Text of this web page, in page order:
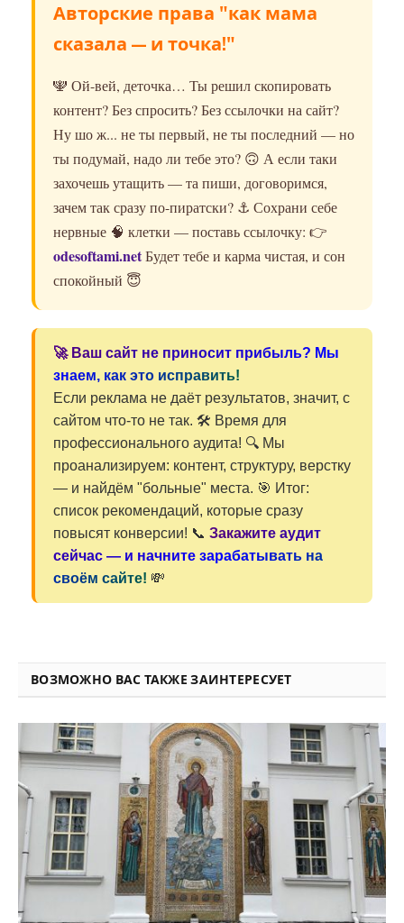
Авторские права "как мама
сказала — и точка!"
🕎 Ой-вей, деточка… Ты решил скопировать
контент? Без спросить? Без ссылочки на сайт?
Ну шо ж... не ты первый, не ты последний — но
ты подумай, надо ли тебе это? 🙃 А если таки
захочешь утащить — та пиши, договоримся,
зачем так сразу по-пиратски? ⚓️ Сохрани себе
нервные 🧠 клетки — поставь ссылочку: 👉
odesoftami.netБудет тебе и карма чистая, и сон
спокойный 😇
🚀 Ваш сайт не приносит прибыль? Мы
знаем, как это исправить!
Если реклама не даёт результатов, значит, с
сайтом что-то не так. 🛠️ Время для
профессионального аудита! 🔍 Мы
проанализируем: контент, структуру, верстку
— и найдём "больные" места. 🎯 Итог:
список рекомендаций, которые сразу
повысят конверсии! 📞 Закажите аудит
сейчас — и начните зарабатывать на
своём сайте! 💸
ВОЗМОЖНО ВАС ТАКЖЕ ЗАИНТЕРЕСУЕТ